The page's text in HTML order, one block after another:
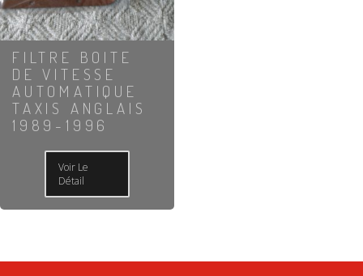
FILTRE BOITE
DE VITESSE
AUTOMATIQUE
TAXIS ANGLAIS
1989-1996
Voir Le
Détail